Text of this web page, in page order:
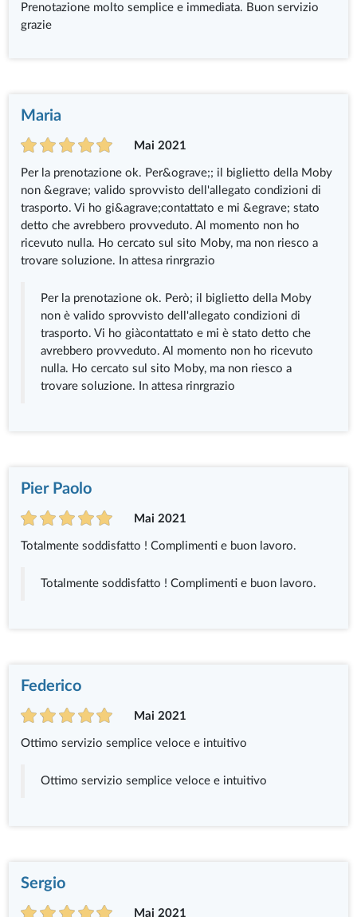
Prenotazione molto semplice e immediata. Buon servizio
grazie
Maria
Mai 2021
Per la prenotazione ok. Per&ograve;; il biglietto della Moby
non &egrave; valido sprovvisto dell'allegato condizioni di
trasporto. Vi ho gi&agrave;contattato e mi &egrave; stato
detto che avrebbero provveduto. Al momento non ho
ricevuto nulla. Ho cercato sul sito Moby, ma non riesco a
trovare soluzione. In attesa rinrgrazio
Per la prenotazione ok. Però; il biglietto della Moby
non è valido sprovvisto dell'allegato condizioni di
trasporto. Vi ho giàcontattato e mi è stato detto che
avrebbero provveduto. Al momento non ho ricevuto
nulla. Ho cercato sul sito Moby, ma non riesco a
trovare soluzione. In attesa rinrgrazio
Pier Paolo
Mai 2021
Totalmente soddisfatto ! Complimenti e buon lavoro.
Totalmente soddisfatto ! Complimenti e buon lavoro.
Federico
Mai 2021
Ottimo servizio semplice veloce e intuitivo
Ottimo servizio semplice veloce e intuitivo
Sergio
Mai 2021